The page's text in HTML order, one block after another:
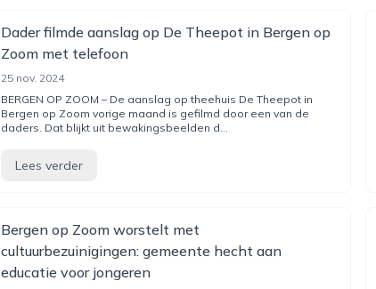
Dader filmde aanslag op De Theepot in Bergen op
Zoom met telefoon
25 nov. 2024
BERGEN OP ZOOM – De aanslag op theehuis De Theepot in
Bergen op Zoom vorige maand is gefilmd door een van de
daders. Dat blijkt uit bewakingsbeelden d...
Lees verder
Bergen op Zoom worstelt met
cultuurbezuinigingen: gemeente hecht aan
educatie voor jongeren